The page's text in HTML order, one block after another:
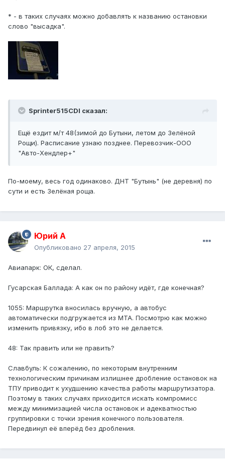
* - в таких случаях можно добавлять к названию остановки
слово "высадка".
Sprinter515CDI сказал:
Ещё ездит м/т 48(зимой до Бутыни, летом до Зелёной
Рощи). Расписание узнаю позднее. Перевозчик-ООО
"Авто-Хендлер+"
По-моему, весь год одинаково. ДНТ "Бутынь" (не деревня) по
сути и есть Зелёная роща.
Юрий А
Опубликовано 27 апреля, 2015
Авиапарк: ОК, сделал.
Гусарская Баллада: А как он по району идёт, где конечная?
1055: Маршрутка вносилась вручную, а автобус
автоматически подгружается из МТА. Посмотрю как можно
изменить привязку, ибо в лоб это не делается.
48: Так править или не править?
Славбуль: К сожалению, по некоторым внутренним
технологическим причинам излишнее дробление остановок на
ТПУ приводит к ухудшению качества работы маршрутизатора.
Поэтому в таких случаях приходится искать компромисс
между минимизацией числа остановок и адекватностью
группировки с точки зрения конечного пользователя.
Передвинул её вперёд без дробления.